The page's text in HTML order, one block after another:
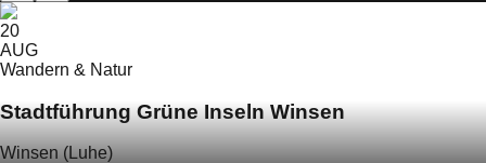
20
AUG
Wandern & Natur
Stadtführung Grüne Inseln Winsen
Winsen (Luhe)